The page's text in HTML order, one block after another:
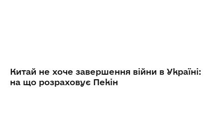
Китай не хоче завершення війни в Україні:
на що розраховує Пекін